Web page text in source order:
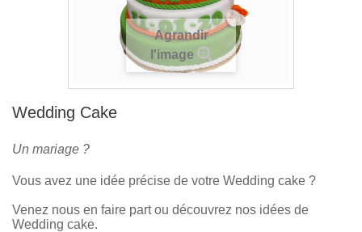
Agrandir
l'image
Wedding Cake
Un mariage ?
Vous avez une idée précise de votre Wedding cake ?
Venez nous en faire part ou découvrez nos idées de
Wedding cake.